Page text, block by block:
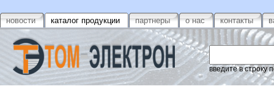
новости каталог продукции партнеры о нас контакты
введите в строку